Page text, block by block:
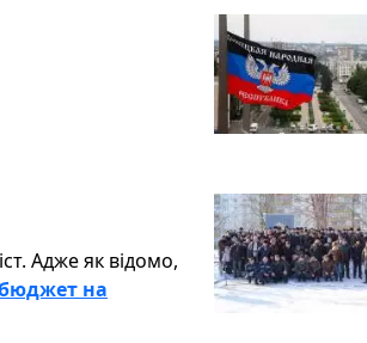
Адже як відомо,
на